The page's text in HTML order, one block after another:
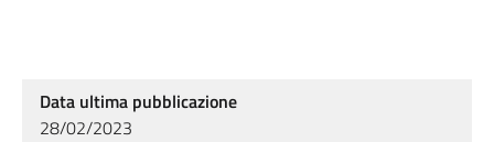
Data ultima pubblicazione
28/02/2023